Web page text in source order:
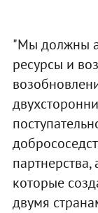
"Мы должны
ресурсы и
партнерства,
которые
двумя